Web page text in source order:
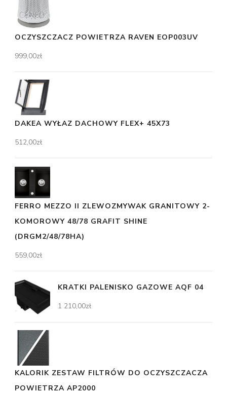
OCZYSZCZACZ POWIETRZA RAVEN EOP003UV
999,00zł
DAKEA WYŁAZ DACHOWY FLEX+ 45X73
512,00zł
FERRO MEZZO II ZLEWOZMYWAK GRANITOWY 2-
KOMOROWY 48/78 GRAFIT SHINE
(DRGM2/48/78HA)
559,00zł
KRATKI PALENISKO GAZOWE AQF 04
1 210,00zł
KALORIK ZESTAW FILTRÓW DO OCZYSZCZACZA
POWIETRZA AP2000